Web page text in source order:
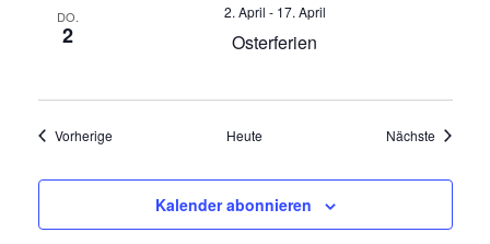
o
n
DO.
2 Osterferien
2. April - 17. April
VorherigeVeranstaltungen Heute Nächste
Kalender abonnieren